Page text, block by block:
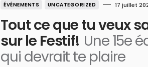
ÉVÉNEMENTS UNCATEGORIZED 17 juillet
Tout ce que tu veux
sur le Festif! Une 15e
qui devrait te plaire